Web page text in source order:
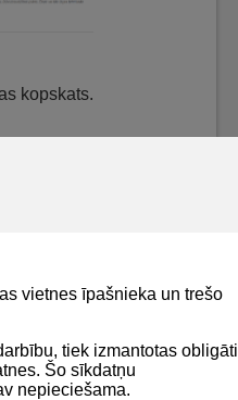
vietnes īpašnieka un trešo
tiek izmantotas obligāti
Šo sīkdatņu
nepieciešama.
kopskats.
Privātuma politika
Lapas karte